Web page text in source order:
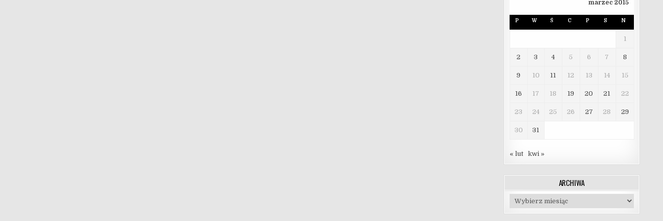
marzec 2015
P W Ś C P S N
1
2 3 4 5 6 7 8
9 10 11 12 13 14 15
16 17 18 19 20 21 22
23 24 25 26 27 28 29
30 31
« lut kwi »
ARCHIWA
Archiwa